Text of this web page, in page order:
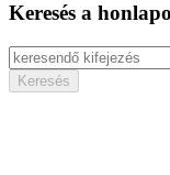
Keresés a